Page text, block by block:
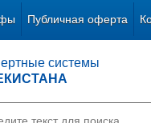
Публичная оферта
системы